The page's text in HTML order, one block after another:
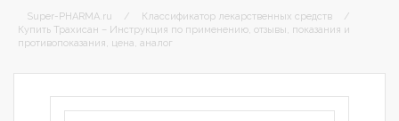
Super-PHARMA.ru / Классификатор лекарственных средств
/
Купить Трахисан – Инструкция по применению, отзывы, показания и
противопоказания, цена, аналог